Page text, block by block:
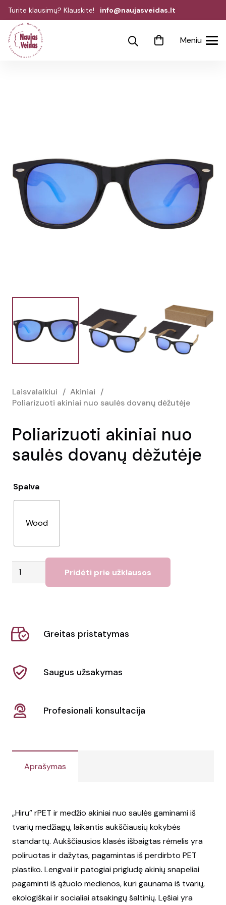
Turite klausimų? Klauskite! info@naujasveidas.lt
Meniu
Laisvalaikiui / Akiniai /
Poliarizuoti akiniai nuo saulės dovanų dėžutėje
Poliarizuoti akiniai nuo
saulės dovanų dėžutėje
Spalva
Wood
produkto
saulės
dėžutėje
Pridėti prie užklausos
Greitas pristatymas
Saugus užsakymas
Profesionali konsultacija
Aprašymas
„Hiru” rPET ir medžio akiniai nuo saulės gaminami iš
tvarių medžiagų, laikantis aukščiausių kokybės
standartų. Aukščiausios klasės išbaigtas rėmelis yra
poliruotas ir dažytas, pagamintas iš perdirbto PET
plastiko. Lengvai ir patogiai prigludę akinių snapeliai
pagaminti iš ąžuolo medienos, kuri gaunama iš tvarių,
ekologiškai ir socialiai atsakingų šaltinių. Lęšiai yra